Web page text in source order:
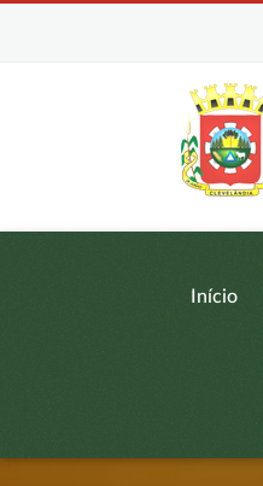
Início